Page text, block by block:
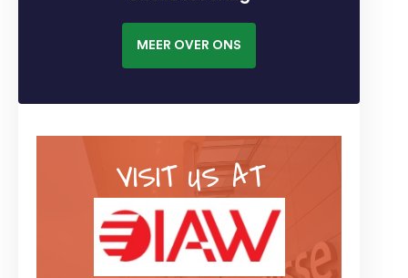
MEER OVER ONS
VISIT US AT